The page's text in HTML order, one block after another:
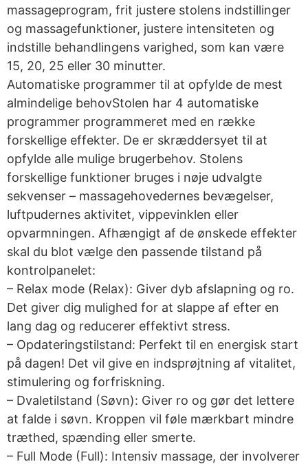
massageprogram, frit justere stolens indstillinger
og massagefunktioner, justere intensiteten og
indstille behandlingens varighed, som kan være
15, 20, 25 eller 30 minutter.
Automatiske programmer til at opfylde de mest
almindelige behovStolen har 4 automatiske
programmer programmeret med en række
forskellige effekter. De er skræddersyet til at
opfylde alle mulige brugerbehov. Stolens
forskellige funktioner bruges i nøje udvalgte
sekvenser – massagehovedernes bevægelser,
luftpudernes aktivitet, vippevinklen eller
opvarmningen. Afhængigt af de ønskede effekter
skal du blot vælge den passende tilstand på
kontrolpanelet:
– Relax mode (Relax): Giver dyb afslapning og ro.
Det giver dig mulighed for at slappe af efter en
lang dag og reducerer effektivt stress.
– Opdateringstilstand: Perfekt til en energisk start
på dagen! Det vil give en indsprøjtning af vitalitet,
stimulering og forfriskning.
– Dvaletilstand (Søvn): Giver ro og gør det lettere
at falde i søvn. Kroppen vil føle mærkbart mindre
træthed, spænding eller smerte.
– Full Mode (Full): Intensiv massage, der involverer